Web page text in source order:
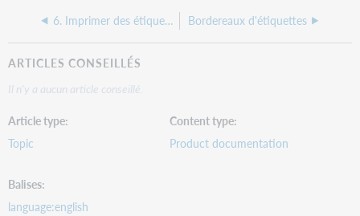
6. Imprimer des étiquettes Bordereaux d'étiquettes
ARTICLES CONSEILLÉS
Il n'y a aucun article conseillé.
Article type
Topic
Content type
Product documentation
Balises
language:english